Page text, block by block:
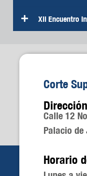
XII Encuentro
Corte
Calle 12
Palacio de
Horario